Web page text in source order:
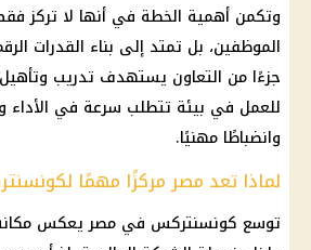
وتكمن أهمية الخطة في أنها لا تركز
الموظفين، بل تمتد إلى بناء القدرات
جزءًا من التعاون يستهدف تدريب وتأهيل
للعمل في بيئة تتطلب سرعة في الأداء
وانضباطًا مهنيًا.
لماذا تعد مصر مركزًا مهمًا
توسع كونسنتركس في مصر يعكس